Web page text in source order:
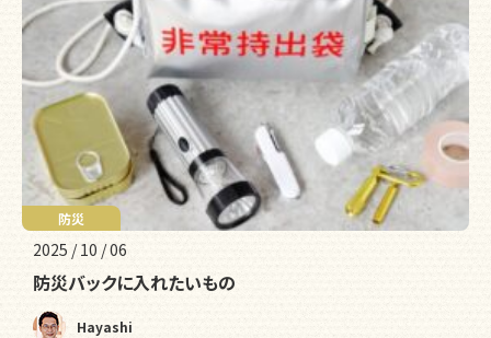
防災
2025 / 10 / 06
防災バックに入れたいもの
Hayashi